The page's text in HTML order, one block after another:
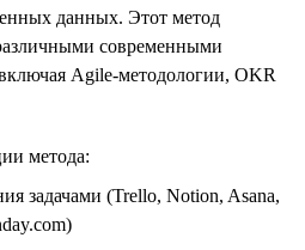
данных. Этот метод
современными
Agile-методологии, OKR
метода:
задачами (Trello, Notion, Asana,